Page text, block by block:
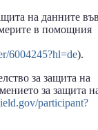
на данните
в помощния
6004245?hl=de).
за защита на
за защита
participant?